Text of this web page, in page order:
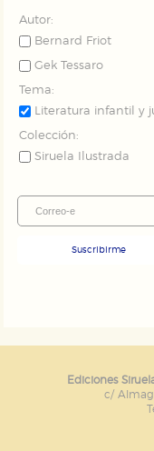
Autor:
Bernard Friot
Gek Tessaro
Tema:
Literatura infantil y
Colección:
Siruela Ilustrada
Suscribirme
Ediciones
c/